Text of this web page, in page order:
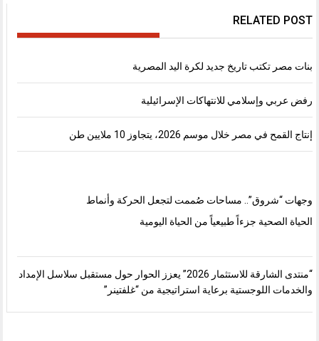
RELATED POST
بنات مصر تكتب تاريخ جديد لكرة اليد المصرية
رفض عربي وإسلامي للانتهاكات الإسرائيلية
إنتاج القمح في مصر خلال موسم 2026، يتجاوز 10 ملايين طن
وجهات “شروق”.. مساحات صُممت لتجعل الحركة وأنماط
الحياة الصحية جزءاً طبيعياً من الحياة اليومية
“منتدى الشارقة للاستثمار 2026” يعزز الحوار حول مستقبل سلاسل الإمداد
والخدمات اللوجستية برعاية استراتيجية من “غلفتينر”